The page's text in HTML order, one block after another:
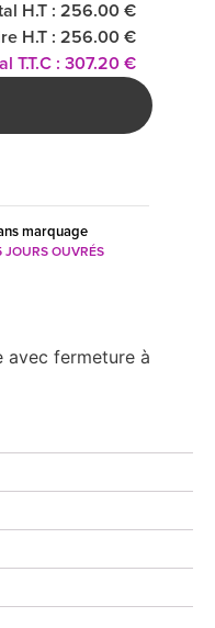
H.T : 256.00 €
H.T : 256.00 €
T.T.C : 307.20 €
marquage
JOURS OUVRÉS
avec fermeture à